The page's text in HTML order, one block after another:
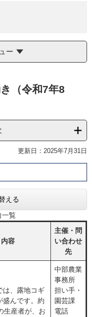
ー
（令和7年8
更新日：2025年7月31日
える
一覧
内容
主催・問
い合わせ
先
、露地コギ
盛んです。約
生産者が、お
中部農業
事務所
担い手・
園芸課
電話